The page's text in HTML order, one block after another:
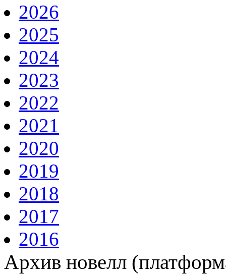
2026
2025
2024
2023
2022
2021
2020
2019
2018
2017
2016
Архив новелл